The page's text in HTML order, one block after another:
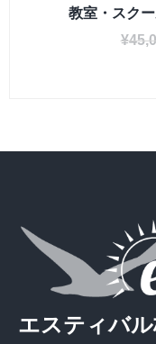
教室・スク
¥
エスティバ